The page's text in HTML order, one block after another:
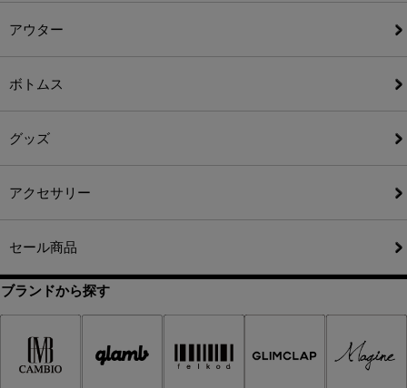
アウター
ボトムス
グッズ
アクセサリー
セール商品
ブランドから探す